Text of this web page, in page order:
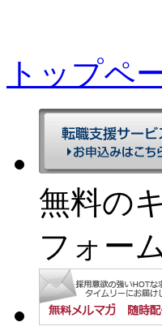
トップペ
無料の
フォー